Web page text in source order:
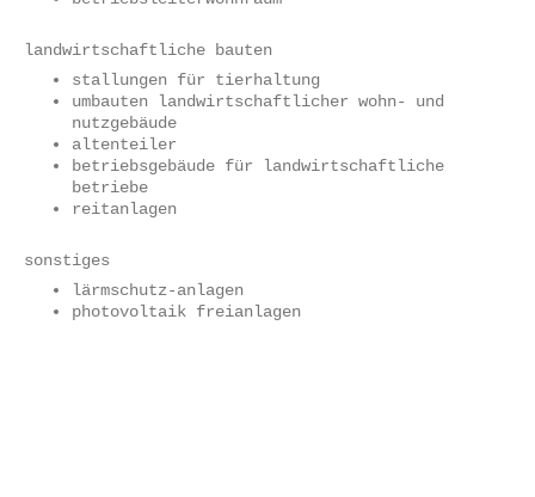
landwirtschaftliche bauten
stallungen für tierhaltung
umbauten landwirtschaftlicher wohn- und
nutzgebäude
altenteiler
betriebsgebäude für landwirtschaftliche
betriebe
reitanlagen
sonstiges
lärmschutz-anlagen
photovoltaik freianlagen